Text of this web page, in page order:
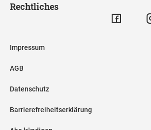
Rechtliches
Impressum
AGB
Datenschutz
Barrierefreiheitserklärung